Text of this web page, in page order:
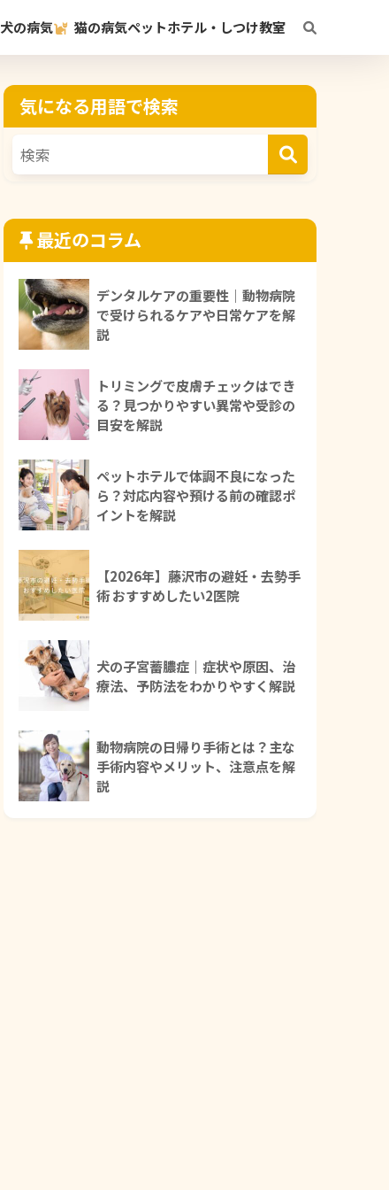
犬の病気 猫の病気ペットホテル・しつけ教室
気になる用語で検索
最近のコラム
デンタルケアの重要性｜動物病院
で受けられるケアや日常ケアを解
説
トリミングで皮膚チェックはでき
る？見つかりやすい異常や受診の
目安を解説
ペットホテルで体調不良になった
ら？対応内容や預ける前の確認ポ
イントを解説
【2026年】藤沢市の避妊・去勢手
術 おすすめしたい2医院
犬の子宮蓄膿症｜症状や原因、治
療法、予防法をわかりやすく解説
動物病院の日帰り手術とは？主な
手術内容やメリット、注意点を解
説